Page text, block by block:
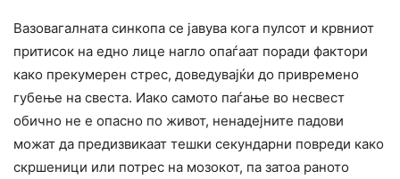
Вазовагалната синкопа се јавува кога пулсот и крвниот
притисок на едно лице нагло опаѓаат поради фактори
како прекумерен стрес, доведувајќи до привремено
губење на свеста. Иако самото паѓање во несвест
обично не е опасно по живот, ненадејните падови
можат да предизвикаат тешки секундарни повреди како
скршеници или потрес на мозокот, па затоа раното